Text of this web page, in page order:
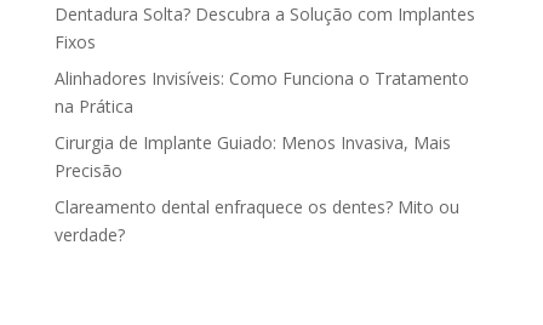
Dentadura Solta? Descubra a Solução com Implantes
Fixos
Alinhadores Invisíveis: Como Funciona o Tratamento
na Prática
Cirurgia de Implante Guiado: Menos Invasiva, Mais
Precisão
Clareamento dental enfraquece os dentes? Mito ou
verdade?